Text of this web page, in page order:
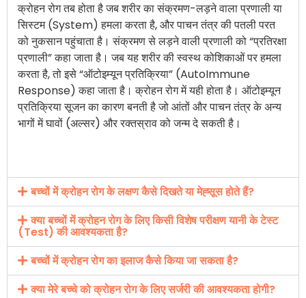
क्रोहन रोग तब होता है जब शरीर का संक्रमण-लड़ने वाला प्रणाली या
सिस्टम (System) हमला करता है, और पाचन तंत्र की पतली परत
को नुकसान पहुंचाता है। संक्रमण से लड़ने वाली प्रणाली को “प्रतिरक्षा
प्रणाली” कहा जाता है। जब यह शरीर की स्वस्थ कोशिकाओं पर हमला
करता है, तो इसे “ऑटोइम्यून प्रतिक्रिया” (AutoImmune
Response) कहा जाता है। क्रोहन रोग में यही होता है। ऑटोइम्यून
प्रतिक्रिया सूजन का कारण बनती है जो आंतों और पाचन तंत्र के अन्य
भागों में घावों (अल्सर) और रक्तस्राव को जन्म दे सकती है।
बच्चों में क्रोहन रोग के लक्षण कैसे दिखते या मेह्सूस होते हैं?
क्या बच्चों में क्रोहन रोग के लिए किसी विशेष परीक्षण यानी के टेस्ट
(Test) की आवश्यकता है?
बच्चों में क्रोहन रोग का इलाज कैसे किया जा सकता है?
क्या मेरे बच्चे को क्रोहन रोग के लिए सर्जरी की आवश्यकता होगी?